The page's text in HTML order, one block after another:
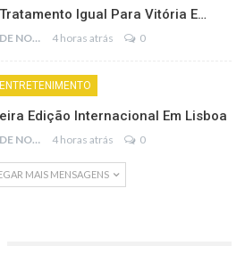
Igual Para Vitória E…
PLANTÃO DE NOTÍCIAS 4 horas atrás 0
ENTRETENIMENTO
Edição Internacional Em Lisboa
PLANTÃO DE NOTÍCIAS 4 horas atrás 0
MAIS MENSAGENS